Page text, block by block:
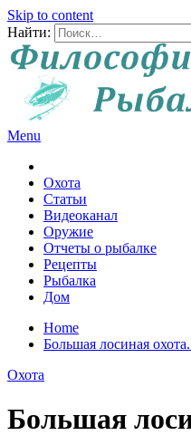
Skip to content
Найти:
Menu
Охота
Статьи
Видеоканал
Оружие
Отчеты о рыбалке
Рецепты
Рыбалка
Дом
Home
Большая лосиная
Охота
Большая